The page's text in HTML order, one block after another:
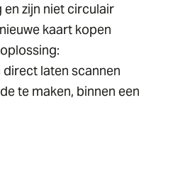
zijn niet circulair
kaart kopen
direct laten scannen
te maken, binnen een